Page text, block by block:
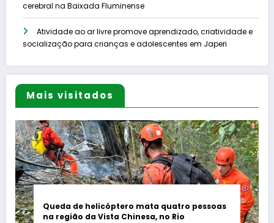
cerebral na Baixada Fluminense
Atividade ao ar livre promove aprendizado, criatividade e
socialização para crianças e adolescentes em Japeri
Mais visitados
Queda de helicóptero mata quatro pessoas
na região da Vista Chinesa, no Rio